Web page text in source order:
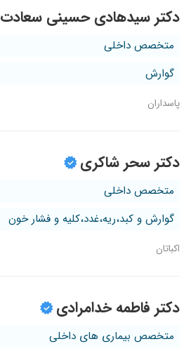
دکتر سیدهادی حسینی سعادت
متخصص داخلی
گوارش
پاسداران
دکتر سحر شاکری
متخصص داخلی
گوارش و کبد،ریه،غدد،کلیه و فشار خون
اکباتان
دکتر فاطمه خدامرادی
متخصص بیماری های داخلی